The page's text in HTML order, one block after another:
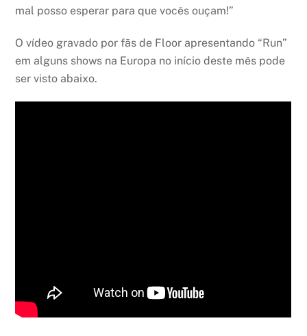
mal posso esperar para que vocês ouçam!”
O vídeo gravado por fãs de Floor apresentando “Run”
em alguns shows na Europa no início deste mês pode
ser visto abaixo.